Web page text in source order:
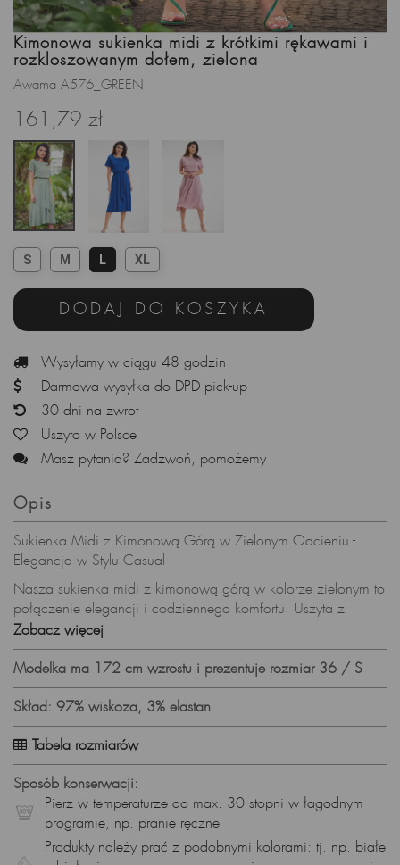
Kimonowa sukienka midi z krótkimi rękawami i
rozkloszowanym dołem, zielona
Awama A576_GREEN
161,79 zł
S M L XL
DODAJ DO KOSZYKA
Wysyłamy w ciągu 48 godzin
Darmowa wysyłka do DPD pick-up
30 dni na zwrot
Uszyto w Polsce
Masz pytania? Zadzwoń, pomożemy
Opis
Sukienka Midi z Kimonową Górą w Zielonym Odcieniu -
Elegancja w Stylu Casual
Nasza sukienka midi z kimonową górą w kolorze zielonym to
połączenie elegancji i codziennego komfortu. Uszyta z
wysokogatunkowej wiskozy (95% wiskoza, 5% elastan), ta
sukienka będzie doskonałym wyborem na letnie dni,
gwarantując zarówno styl, jak i przewiewność.
Krótkie Kimonowe Rękawy i Dekolt w Łódkę - Subtelne Detale
Sukienka posiada krótkie rękawy w stylu kimonowym,
dodając delikatności i oryginalności. Dekolt w łódkę
podkreśla szyję, nadając całości subtelności i kobiecego
uroku.
Szarfy na Bokach - Indywidualny Styl na Wyciągnięcie Ręki
Doszyte szarfy po bokach sukienki pozwalają na stworzenie
indywidualnego looku. Możesz zawiązać je z przodu lub z
Zobacz więcej
Modelka ma 172 cm wzrostu i prezentuje rozmiar 36 / S
Skład: 97% wiskoza, 3% elastan
Tabela rozmiarów
Sposób konserwacji:
Pierz w temperaturze do max. 30 stopni w łagodnym
programie, np. pranie ręczne
Produkty należy prać z podobnymi kolorami: tj. np. białe